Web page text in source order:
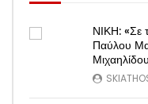
ΝΙΚΗ: «Σε
Παύλου